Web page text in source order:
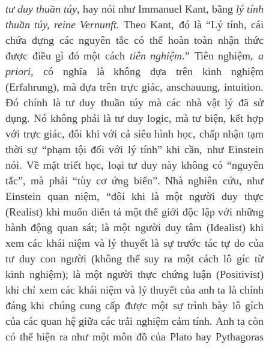
tư duy thuần túy, hay nói như Immanuel Kant, bằng lý tính
thuần túy, reine Vernunft. Theo Kant, đó là “Lý tính, cái
chứa đựng các nguyên tắc có thể hoàn toàn nhận thức
được điều gì đó một cách tiên nghiệm.” Tiên nghiệm,a
priori, có nghĩa là không dựa trên kinh nghiệm
(Erfahrung), mà dựa trên trực giác, anschauung, intuition.
Đó chính là tư duy thuần túy mà các nhà vật lý đã sử
dụng. Nó không phải là tư duy logic, mà tư biện, kết hợp
với trực giác, đôi khi với cả siêu hình học, chấp nhận tạm
thời sự “phạm tội đối với lý tính” khi cần, như Einstein
nói. Về mặt triết học, loại tư duy này không có “nguyên
tắc”, mà phải “tùy cơ ứng biến”. Nhà nghiên cứu, như
Einstein quan niệm, “đôi khi là một người duy thực
(Realist) khi muốn diễn tả một thế giới độc lập với những
hành động quan sát; là một người duy tâm (Idealist) khi
xem các khái niệm và lý thuyết là sự trước tác tự do của
tư duy con người (không thể suy ra một cách lô gíc từ
kinh nghiệm); là một người thực chứng luận (Positivist)
khi chỉ xem các khái niệm và lý thuyết của anh ta là chính
đáng khi chúng cung cấp được một sự trình bày lô gích
của các quan hệ giữa các trải nghiệm cảm tính. Anh ta còn
có thể hiện ra như một môn đồ của Plato hay Pythagoras